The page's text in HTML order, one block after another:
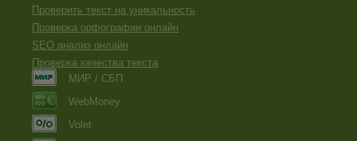
Проверить текст на уникальность
Проверка орфографии онлайн
SEO анализ онлайн
Проверка качества текста
МИР / СБП
WebMoney
Volet